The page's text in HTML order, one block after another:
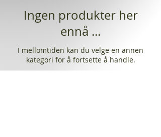
Ingen produkter her
ennå ...
I mellomtiden kan du velge en annen
kategori for å fortsette å handle.